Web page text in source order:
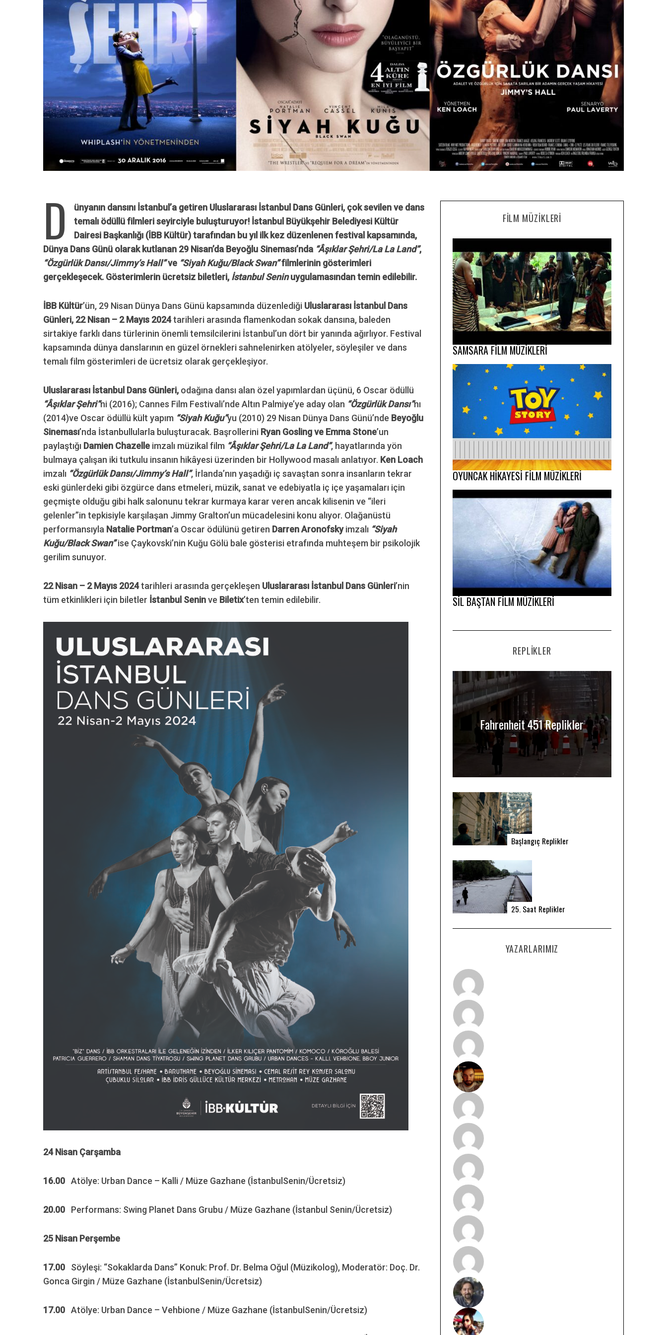
D
ünyanın dansını İstanbul’a getiren Uluslararası İstanbul Dans Günleri, çok sevilen ve dans
temalı ödüllü filmleri seyirciyle buluşturuyor! İstanbul Büyükşehir Belediyesi Kültür
Dairesi Başkanlığı (İBB Kültür) tarafından bu yıl ilk kez düzenlenen festival kapsamında,
Dünya Dans Günü olarak kutlanan 29 Nisan’da Beyoğlu Sineması’nda “Âşıklar Şehri/La La Land”,
“Özgürlük Dansı/Jimmy’s Hall”ve “Siyah Kuğu/Black Swan”filmlerinin gösterimleri
gerçekleşecek. Gösterimlerin ücretsiz biletleri, İstanbul Seninuygulamasından temin edilebilir.
İBB Kültür’ün, 29 Nisan Dünya Dans Günü kapsamında düzenlediği Uluslararası İstanbul Dans
Günleri, 22 Nisan – 2 Mayıs 2024tarihleri arasında flamenkodan sokak dansına, baleden
sirtakiye farklı dans türlerinin önemli temsilcilerini İstanbul’un dört bir yanında ağırlıyor. Festival
kapsamında dünya danslarının en güzel örnekleri sahnelenirken atölyeler, söyleşiler ve dans
temalı film gösterimleri de ücretsiz olarak gerçekleşiyor.
Uluslararası İstanbul Dans Günleri, odağına dansı alan özel yapımlardan üçünü, 6 Oscar ödüllü
“Âşıklar Şehri”ni (2016); Cannes Film Festivali’nde Altın Palmiye’ye aday olan “Özgürlük Dansı”nı
(2014)ve Oscar ödüllü kült yapım “Siyah Kuğu”yu (2010) 29 Nisan Dünya Dans Günü’nde Beyoğlu
Sineması’nda İstanbullularla buluşturacak. Başrollerini Ryan Gosling ve Emma Stone’un
paylaştığı Damien Chazelle imzalı müzikal film “Âşıklar Şehri/La La Land”, hayatlarında yön
bulmaya çalışan iki tutkulu insanın hikâyesi üzerinden bir Hollywood masalı anlatıyor. Ken Loach
imzalı “Özgürlük Dansı/Jimmy’s Hall”, İrlanda’nın yaşadığı iç savaştan sonra insanların tekrar
eski günlerdeki gibi özgürce dans etmeleri, müzik, sanat ve edebiyatla iç içe yaşamaları için
geçmişte olduğu gibi halk salonunu tekrar kurmaya karar veren ancak kilisenin ve “ileri
gelenler”in tepkisiyle karşılaşan Jimmy Gralton’un mücadelesini konu alıyor. Olağanüstü
performansıyla Natalie Portman’a Oscar ödülünü getiren Darren Aronofskyimzalı “Siyah
Kuğu/Black Swan”ise Çaykovski’nin Kuğu Gölü bale gösterisi etrafında muhteşem bir psikolojik
gerilim sunuyor.
22 Nisan – 2 Mayıs 2024tarihleri arasında gerçekleşen Uluslararası İstanbul Dans Günleri’nin
tüm etkinlikleri için biletler İstanbul Seninve Biletix’ten temin edilebilir.
24 Nisan Çarşamba
16.00 Atölye: Urban Dance – Kalli / Müze Gazhane (İstanbulSenin/Ücretsiz)
20.00 Performans: Swing Planet Dans Grubu / Müze Gazhane (İstanbul Senin/Ücretsiz)
25 Nisan Perşembe
17.00 Söyleşi: “Sokaklarda Dans” Konuk: Prof. Dr. Belma Oğul (Müzikolog), Moderatör: Doç. Dr.
Gonca Girgin / Müze Gazhane (İstanbulSenin/Ücretsiz)
17.00 Atölye: Urban Dance – Vehbione / Müze Gazhane (İstanbulSenin/Ücretsiz)
FILM MÜZIKLERI
SAMSARA FİLM MÜZİKLERİ
OYUNCAK HİKAYESİ FİLM MÜZİKLERİ
SİL BAŞTAN FİLM MÜZİKLERİ
REPLIKLER
Fahrenheit 451 Replikler
Başlangıç Replikler
25. Saat Replikler
YAZARLARIMIZ
e
a
r
c
f
r
: